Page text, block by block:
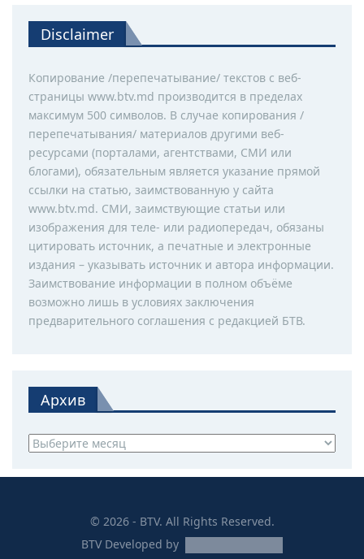
Disclaimer
Копирование /перепечатывание/ текстов с веб-
страницы www.btv.md производится в пределах
максимум 500 символов. В случае копирования /
перепечатывания/ материалов другими веб-
ресурсами (порталами, агентствами, СМИ или
блогами), обязательным является указание прямой
ссылки на статью, заимствованную у сайта
www.btv.md. СМИ, заимствующие статьи или
изображения для теле- или радиопередач, обязаны
цитировать источник, а печатные и электронные
издания – указывать источник и автора информации.
Заимствование информации в полном объёме
возможно лишь в условиях заключения
предварительного соглашения с редакцией БТВ.
Архив
Архив
© 2026 - BTV. All Rights Reserved.
BTVDeveloped by